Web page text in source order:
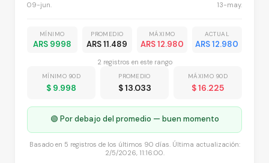
09-jun. 13-may.
MÍNIMO
ARS 9998
PROMEDIO
ARS 11.489
MÁXIMO
ARS 12.980
ACTUAL
ARS 12.980
2 registros en este rango
MÍNIMO 90D
$ 9.998
PROMEDIO
$ 13.033
MÁXIMO 90D
$ 16.225
🟢 Por debajo del promedio — buen momento
Basado en 5 registros de los últimos 90 días. Última actualización:
2/5/2026, 11:16:00.